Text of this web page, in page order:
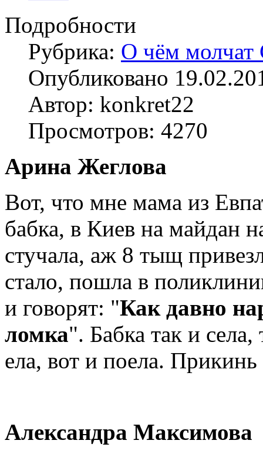
Подробности
Рубрика: О чём
Опубликовано
Автор: konkret22
Просмотров: 4270
Арина Жеглова
Вот, что мне мама из
бабка, в Киев на майдан
стучала, аж 8 тыщ
стало, пошла в
и говорят: "Как давно
ломка". Бабка так и
ела, вот и поела. Прикинь
Александра Максимова